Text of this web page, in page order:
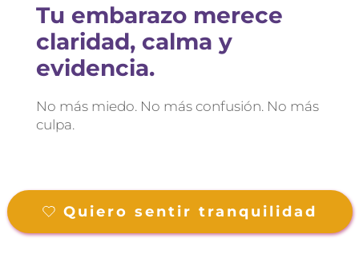
Tu embarazo merece
claridad, calma y
evidencia.
No más miedo. No más confusión. No más
culpa.
Quiero sentir tranquilidad